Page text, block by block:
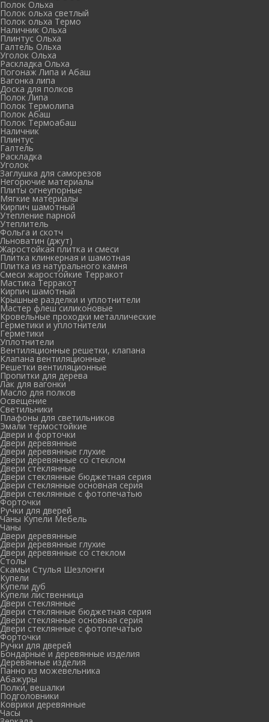
Полок Ольха
Полок ольха светлый
Полок ольха Термо
Наличник Ольха
Плинтус Ольха
Галтель Ольха
Уголок Ольха
Раскладка Ольха
Погонаж Липа и Абаш
Вагонка липа
Доска для полков
Полок Липа
Полок Термолипа
Полок Абаш
Полок Термоабаш
Наличник
Плинтус
Галтель
Раскладка
Уголок
Заглушка для саморезов
Негорючие материалы
Плиты огнеупорные
Мягкие материалы
Кирпич шамотный
Утепление парной
Утеплитель
Фольга и скотч
Льноватин (джут)
Жаростойкая плитка и смеси
Плитка клинкерная и шамотная
Плитка из натурального камня
Смеси жаростойкие Терракот
Мастика Терракот
Кирпич шамотный
Крышные разделки и уплотнители
Мастер флеш силиконовые
Кровельные проходки металлические
Герметики и уплотнители
Герметики
Уплотнители
Вентиляционные решетки, клапана
Клапана вентиляционные
Решетки вентиляционные
Пропитки для дерева
Лак для вагонки
Масло для полков
Освещение
Светильники
Плафоны для светильников
Эмали термостойкие
Двери и форточки
Двери деревянные
Двери деревянные глухие
Двери деревянные со стеклом
Двери стеклянные
Двери стеклянные бюджетная серия
Двери стеклянные основная серия
Двери стеклянные с фотопечатью
Форточки
Ручки для дверей
Чаны Купели Мебель
Чаны
Двери деревянные
Двери деревянные глухие
Двери деревянные со стеклом
Столы
Скамьи Стулья Шезлонги
Купели
Купели дуб
Купели лиственница
Двери стеклянные
Двери стеклянные бюджетная серия
Двери стеклянные основная серия
Двери стеклянные с фотопечатью
Форточки
Ручки для дверей
Бондарные и деревянные изделия
Деревянные изделия
Панно из можевельника
Абажуры
Полки, вешалки
Подголовники
Коврики деревянные
Часы